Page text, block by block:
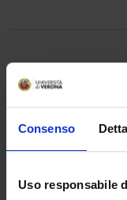
Consenso
Uso responsabile
Lunedì 20
Novembre
2023
16:30 - 19:00
Durata: 02:30